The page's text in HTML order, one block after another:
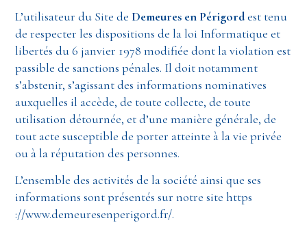
L’utilisateur du Site de Demeures en Périgordest tenu
de respecter les dispositions de la loi Informatique et
libertés du 6 janvier 1978 modifiée dont la violation est
passible de sanctions pénales. Il doit notamment
s’abstenir, s’agissant des informations nominatives
auxquelles il accède, de toute collecte, de toute
utilisation détournée, et d’une manière générale, de
tout acte susceptible de porter atteinte à la vie privée
ou à la réputation des personnes.
L’ensemble des activités de la société ainsi que ses
informations sont présentés sur notre site https
://www.demeuresenperigord.fr/.